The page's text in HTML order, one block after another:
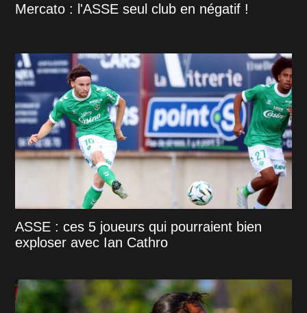
Mercato : l'ASSE seul club en négatif !
ASSE : ces 5 joueurs qui pourraient bien
exploser avec Ian Cathro